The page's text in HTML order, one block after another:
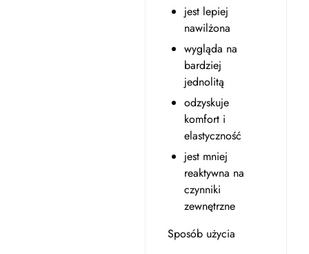
jest lepiej
nawilżona
wygląda na
bardziej
jednolitą
odzyskuje
komfort i
elastyczność
jest mniej
reaktywna na
czynniki
zewnętrzne
Sposób użycia